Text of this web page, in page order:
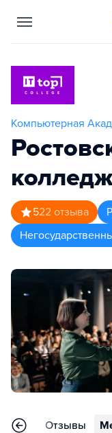
Компьютерная
522 отзыва
Отзывы